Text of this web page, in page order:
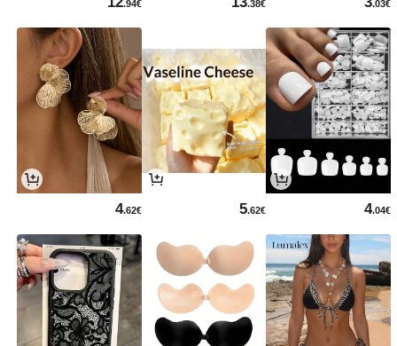
.03€
.38€
.94€
4.04€
5.62€
4.62€